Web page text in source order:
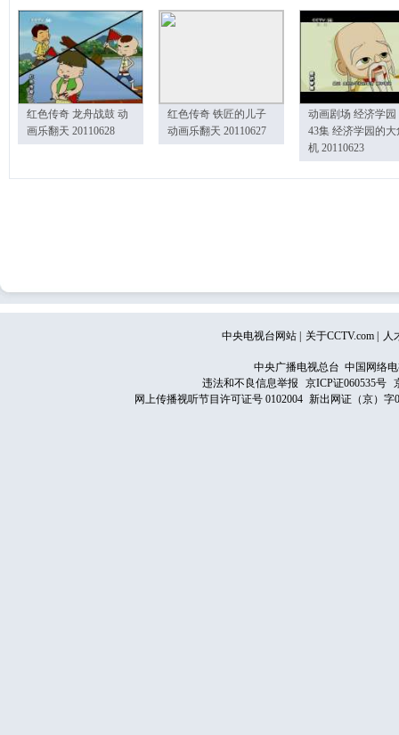
红色传奇 龙舟战鼓 动
画乐翻天 20110628
红色传奇 铁匠的儿子
动画乐翻天 20110627
动画剧场 经济学园
43集 经济学园的大
机 20110623
中央电视台网站 关于CCTV.com 人
中央广播电视总台 中国网络
违法和不良信息举报
京ICP证060535号
网上传播视听节目许可证号 0102004 新出网证（京）